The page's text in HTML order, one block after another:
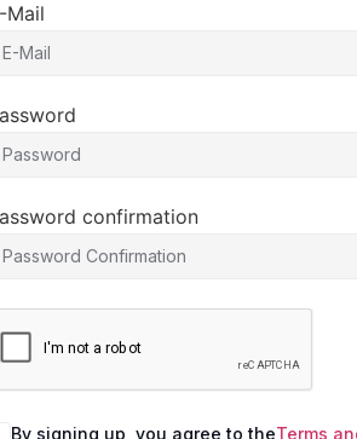
Mail
confirmation
By signing up, you agree to theTerms